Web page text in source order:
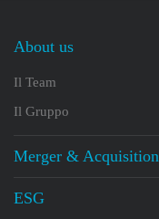
About us
Il Team
Il Gruppo
Merger & Acquisition
ESG